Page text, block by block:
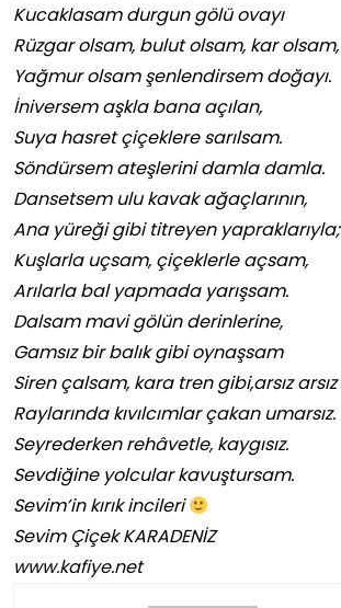
Kucaklasam durgun gölü ovayı
Rüzgar olsam, bulut olsam, kar olsam,
Yağmur olsam şenlendirsem doğayı.
İniversem aşkla bana açılan,
Suya hasret çiçeklere sarılsam.
Söndürsem ateşlerini damla damla.
Dansetsem ulu kavak ağaçlarının,
Ana yüreği gibi titreyen yapraklarıyla;
Kuşlarla uçsam, çiçeklerle açsam,
Arılarla bal yapmada yarışsam.
Dalsam mavi gölün derinlerine,
Gamsız bir balık gibi oynaşsam
Siren çalsam, kara tren gibi,arsız arsız
Raylarında kıvılcımlar çakan umarsız.
Seyrederken rehâvetle, kaygısız.
Sevdiğine yolcular kavuştursam.
Sevim’in kırık incileri
Sevim Çiçek KARADENİZ
www.kafiye.net